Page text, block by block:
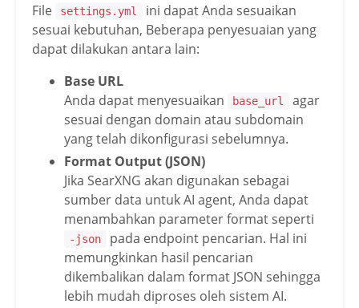
File settings.yml
ini dapat Anda sesuaikan
sesuai kebutuhan, Beberapa penyesuaian yang
dapat dilakukan antara lain:
Base URL
Anda dapat menyesuaikan
base_url
agar
sesuai dengan domain atau subdomain
yang telah dikonfigurasi sebelumnya.
Format Output (JSON)
Jika SearXNG akan digunakan sebagai
sumber data untuk AI agent, Anda dapat
menambahkan parameter format seperti
-json
pada endpoint pencarian. Hal ini
memungkinkan hasil pencarian
dikembalikan dalam format JSON sehingga
lebih mudah diproses oleh sistem AI.